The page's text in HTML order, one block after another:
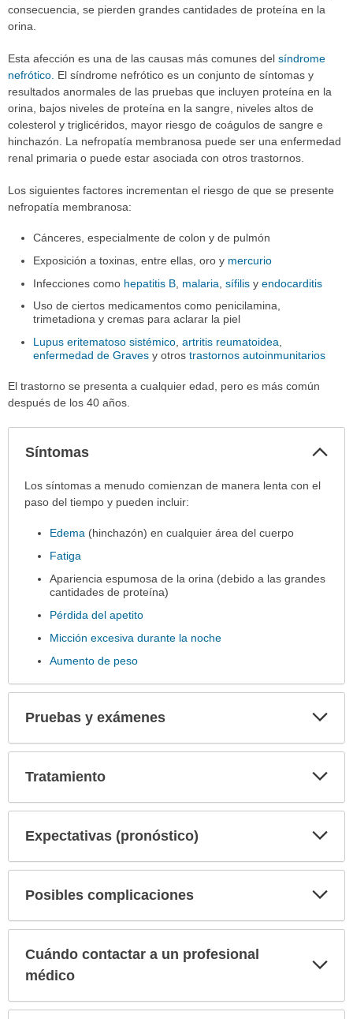
consecuencia, se pierden grandes cantidades de proteína en la
orina.
Esta afección es una de las causas más comunes del síndrome
nefrótico. El síndrome nefrótico es un conjunto de síntomas y
resultados anormales de las pruebas que incluyen proteína en la
orina, bajos niveles de proteína en la sangre, niveles altos de
colesterol y triglicéridos, mayor riesgo de coágulos de sangre e
hinchazón. La nefropatía membranosa puede ser una enfermedad
renal primaria o puede estar asociada con otros trastornos.
Los siguientes factores incrementan el riesgo de que se presente
nefropatía membranosa:
Cánceres, especialmente de colon y de pulmón
Exposición a toxinas, entre ellas, oro y mercurio
Infecciones como hepatitis B malaria ,sífilis yendocarditis
Uso de ciertos medicamentos como penicilamina,
trimetadiona y cremas para aclarar la piel
Lupus eritematoso sistémico,artritis reumatoidea,
enfermedad de Graves y otrostrastornos autoinmunitarios
El trastorno se presenta a cualquier edad, pero es más común
después de los 40 años.
Síntomas
Síntomas
extendido.
Los síntomas a menudo comienzan de manera lenta con el
paso del tiempo y pueden incluir:
Edema (hinchazón) en cualquier área del cuerpo
Fatiga
Apariencia espumosa de la orina (debido a las grandes
cantidades de proteína)
Pérdida del apetito
Micción excesiva durante la noche
Aumento de peso
Pruebas y exámenes
Tratamiento
Expectativas (pronóstico)
Posibles complicaciones
Cuándo contactar a un profesional
médico